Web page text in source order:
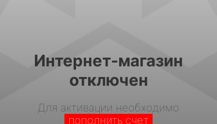
Интернет-магазин
отключен
Для активации необходимо
пополнить счет